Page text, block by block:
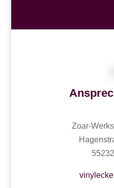
Zoar-